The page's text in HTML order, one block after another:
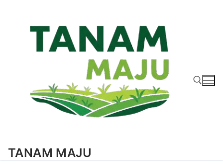
TANAM MAJU